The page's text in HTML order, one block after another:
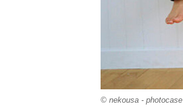
© nekousa - photocase